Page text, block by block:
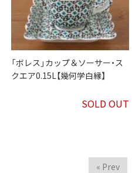
「ボレス」カップ＆ソーサー・ス
クエア0.15L【幾何学白縁】
SOLD OUT
« Prev